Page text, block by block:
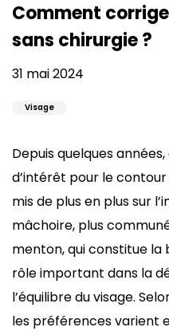
Comment
sans chirurgie ?
31 mai 2024
Visage
Depuis quelques
d’intérêt pour le
mis de plus en plus sur
mâchoire, plus
menton, qui constitue la
rôle important dans la
l’équilibre du visage.
les préférences varient